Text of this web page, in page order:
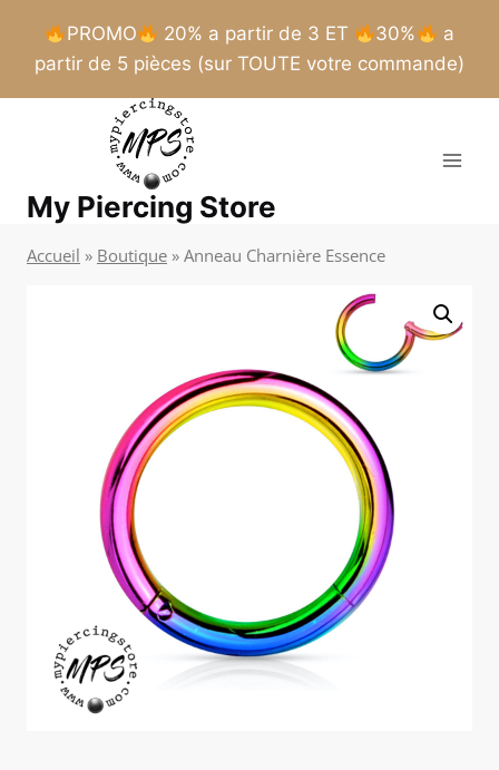
PROMO 20% a partir de 3 ET 30%
a
partir de 5 pièces (sur TOUTE votre commande)
My Piercing Store
Accueil » Boutique » Anneau Charnière Essence